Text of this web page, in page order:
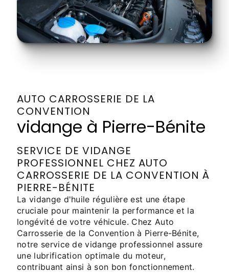
AUTO CARROSSERIE DE LA
CONVENTION
vidange à Pierre-Bénite
SERVICE DE VIDANGE
PROFESSIONNEL CHEZ AUTO
CARROSSERIE DE LA CONVENTION À
PIERRE-BÉNITE
La vidange d'huile régulière est une étape
cruciale pour maintenir la performance et la
longévité de votre véhicule. Chez Auto
Carrosserie de la Convention à Pierre-Bénite,
notre service de vidange professionnel assure
une lubrification optimale du moteur,
contribuant ainsi à son bon fonctionnement.